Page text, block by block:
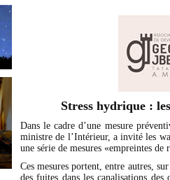
Stress hydrique :
Dans le cadre d’une mesure
ministre de l’Intérieur, a invité les
une série de mesures «empreintes
Ces mesures portent, entre autres,
des fuites dans les canalisations